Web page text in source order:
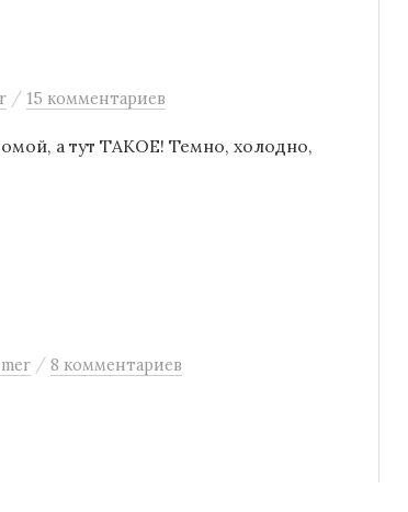
/ 15 комментариев
а тут ТАКОЕ! Темно, холодно,
/ 8 комментариев